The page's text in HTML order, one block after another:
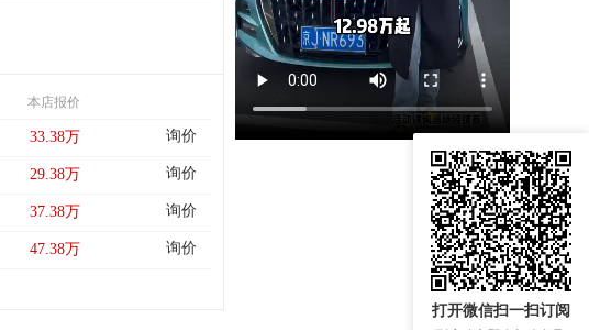
打开微信扫一扫订阅
本店报价
33.38万 询价
29.38万 询价
37.38万 询价
47.38万 询价